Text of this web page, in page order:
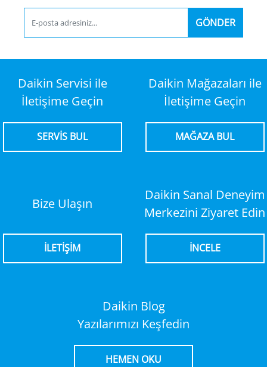
GÖNDER
Daikin Servisi ile
İletişime Geçin
SERVİS BUL
Daikin Mağazaları ile
İletişime Geçin
MAĞAZA BUL
Bize Ulaşın
İLETİŞİM
Daikin Sanal Deneyim
Merkezini Ziyaret Edin
İNCELE
Daikin Blog
Yazılarımızı Keşfedin
HEMEN OKU